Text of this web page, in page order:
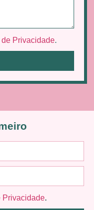
de Privacidade.
Privacidade.